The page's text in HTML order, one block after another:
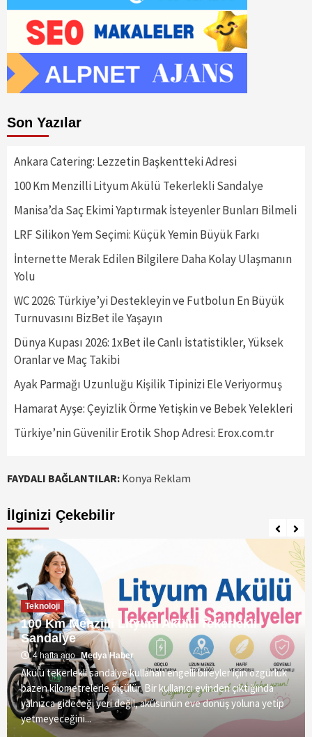
Son Yazılar
Ankara Catering: Lezzetin Başkentteki Adresi
100 Km Menzilli Lityum Akülü Tekerlekli Sandalye
Manisa’da Saç Ekimi Yaptırmak İsteyenler Bunları Bilmeli
LRF Silikon Yem Seçimi: Küçük Yemin Büyük Farkı
İnternette Merak Edilen Bilgilere Daha Kolay Ulaşmanın
Yolu
WC 2026: Türkiye’yi Destekleyin ve Futbolun En Büyük
Turnuvasını BizBet ile Yaşayın
Dünya Kupası 2026: 1xBet ile Canlı İstatistikler, Yüksek
Oranlar ve Maç Takibi
Ayak Parmağı Uzunluğu Kişilik Tipinizi Ele Veriyormuş
Hamarat Ayşe: Çeyizlik Örme Yetişkin ve Bebek Yelekleri
Türkiye’nin Güvenilir Erotik Shop Adresi: Erox.com.tr
FAYDALI BAĞLANTILAR: Konya Reklam
İlginizi Çekebilir
Teknoloji
100 Km Menzilli Lityum Akülü Tekerlekli
Sandalye
4 hafta ago Medya Haber
Akülü tekerlekli sandalye kullanan engelli bireyler için özgürlük
bazen kilometrelerle ölçülür. Bir kullanıcı evinden çıktığında
yalnızca gideceği yeri değil, aküsünün eve dönüş yoluna yetip
yetmeyeceğini...